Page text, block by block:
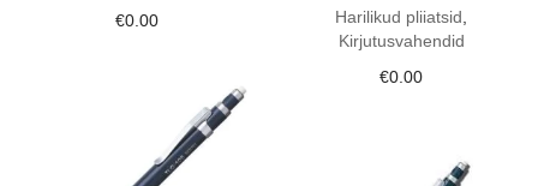
€0.00
Harilikud pliiatsid
Kirjutusvahendid
€0.00